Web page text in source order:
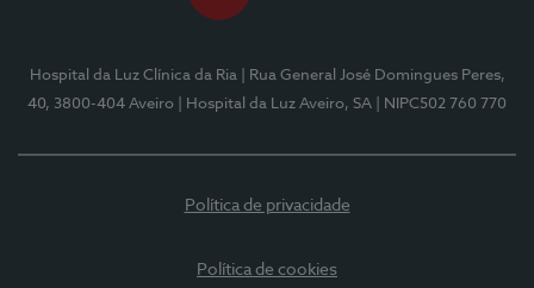
Hospital da Luz Clínica da Ria
| Rua General José Domingues Peres,
40, 3800-404 Aveiro
| Hospital da Luz Aveiro, SA | NIPC502 760 770
Política de privacidade
Política de cookies